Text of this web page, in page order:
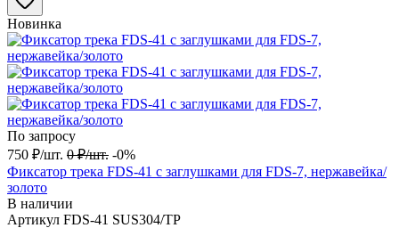
Новинка
По запросу
750 ₽/шт. 0 ₽/шт. -0%
Фиксатор трека FDS-41 с заглушками для FDS-7, нержавейка/
золото
В наличии
Артикул FDS-41 SUS304/TP